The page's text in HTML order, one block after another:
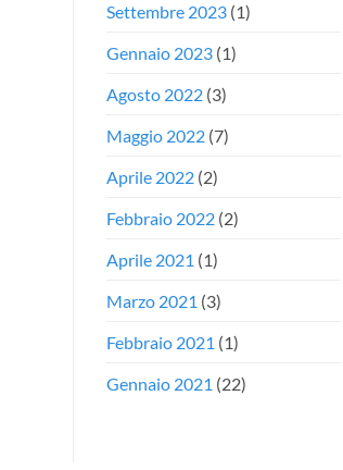
Settembre 2023(1)
Gennaio 2023(1)
Agosto 2022(3)
Maggio 2022(7)
Aprile 2022(2)
Febbraio 2022(2)
Aprile 2021 (1)
Marzo 2021 (3)
Febbraio 2021 (1)
Gennaio 2021 (22)